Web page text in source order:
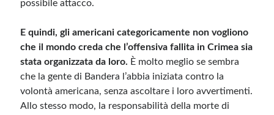
possibile attacco.
E quindi, gli americani categoricamente non vogliono
che il mondo creda che l’offensiva fallita in Crimea sia
stata organizzata da loro. È molto meglio se sembra
che la gente di Bandera l’abbia iniziata contro la
volontà americana, senza ascoltare i loro avvertimenti.
Allo stesso modo, la responsabilità della morte di